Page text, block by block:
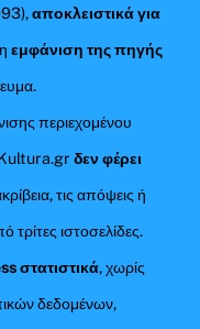
αποκλειστικά για
εμφάνιση της πηγής
περιεχομένου
Kultura.grδεν φέρει
τις απόψεις ή
ιστοσελίδες.
στατιστικά, χωρίς
δεδομένων,